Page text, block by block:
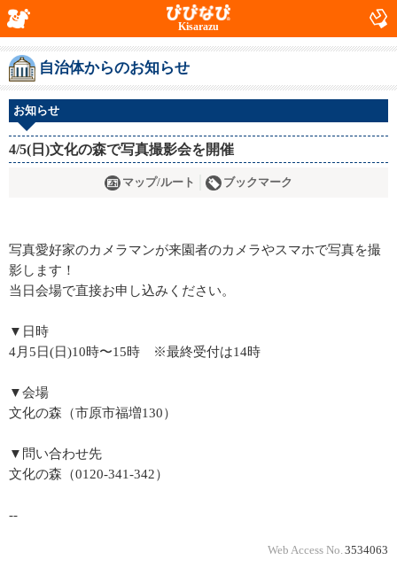
Kisarazu
自治体からのお知らせ
お知らせ
4/5(日)文化の森で写真撮影会を開催
マップ/ルート ブックマーク
写真愛好家のカメラマンが来園者のカメラやスマホで写真を撮
影します！
当日会場で直接お申し込みください。
▼日時
4月5日(日)10時〜15時 ※最終受付は14時
▼会場
文化の森（市原市福増130）
▼問い合わせ先
文化の森（0120-341-342）
--
Web Access No. 3534063